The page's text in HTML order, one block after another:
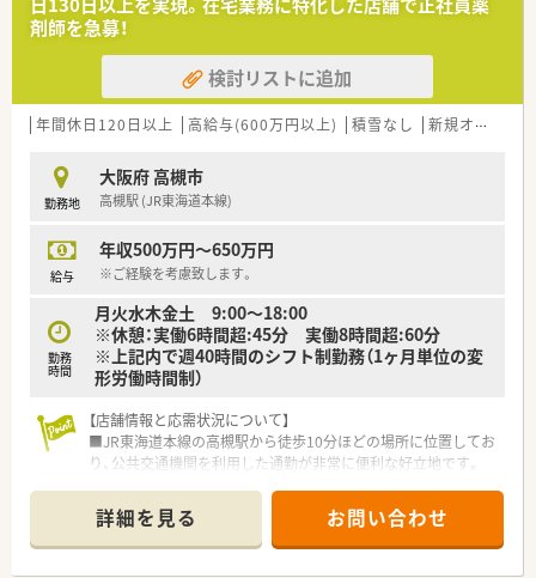
【想定される業務内容】
■処方箋に基づく正確な調剤や細心の注意を払った監査、および
患者様の気持ちに優しく寄り添った丁寧な服薬指導を行いま
す。
■全店で施設在宅業務に注力しており、正社員として調剤や準備
■店舗の声を反映して最新の調剤機器が積極的に導入されてお
り、レセコンや各種監査システムを操作しながら業務を行いま
す。
【職場環境と雰囲気】
■在籍する薬剤師や医療事務のスタッフ全員がとても感じがよ
■主に非薬剤師の店長が在宅先との折衝や薬の貸し借り、書類の
やり取りなどの雑務をすべて巻き取ってくれる環境です。
■幅広い年代のスタッフが活躍しており、様々なライフイベント
に対する相互理解があるため困った時も助け合える職場です。
剤師を急募！
検討リストに追加
年間休日120日以上 高給与(600万円以上) 積雪なし 新規オープン
勤務地
大阪府 高槻市
高槻駅 (JR東海道本線)
給与
年収500万円～650万円
※ご経験を考慮致します。
勤務
時間
月火水木金土 9:00～18:00
※休憩：実働6時間超:45分 実働8時間超:60分
※上記内で週40時間のシフト制勤務（1ヶ月単位の変
形労働時間制）
【店舗情報と応需状況について】
■JR東海道本線の高槻駅から徒歩10分ほどの場所に位置してお
り、公共交通機関を利用した通勤が非常に便利な好立地です。
おり、外来対応とは異なる専門性の高い応需状況となっていま
す。
■薬剤師は正社員2名とパート1名の計3名が在籍しており、常時
2名体制を維持することで無理のない業務運営を行っています。
詳細を見る お問い合わせ